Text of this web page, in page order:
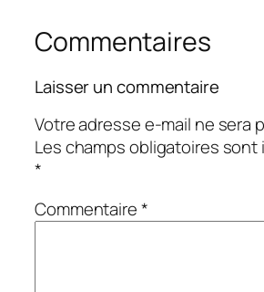
Commentaires
Laisser un commentaire
Votre adresse e-mail ne sera
Les champs obligatoires sont
*
Commentaire*